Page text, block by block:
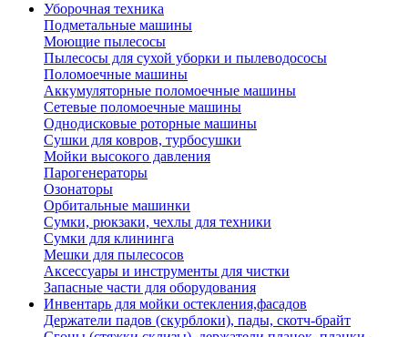
Уборочная техника
Подметальные машины
Моющие пылесосы
Пылесосы для сухой уборки и пылеводососы
Поломоечные машины
Аккумуляторные поломоечные машины
Сетевые поломоечные машины
Однодисковые роторные машины
Сушки для ковров, турбосушки
Мойки высокого давления
Парогенераторы
Озонаторы
Орбитальные машинки
Сумки, рюкзаки, чехлы для техники
Сумки для клининга
Мешки для пылесосов
Аксессуары и инструменты для чистки
Запасные части для оборудования
Инвентарь для мойки остекления,фасадов
Держатели падов (скурблоки), пады, скотч-брайт